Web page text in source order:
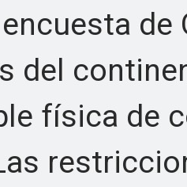
del
física de